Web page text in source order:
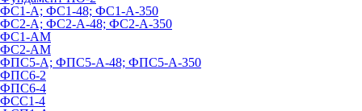
ФС1-А; ФС1-48; ФС1-А-350
ФС2-А; ФС2-А-48; ФС2-А-350
ФС1-АМ
ФС2-АМ
ФПС5-А; ФПС5-А-48; ФПС5-А-350
ФПС6-2
ФПС6-4
ФСС1-4